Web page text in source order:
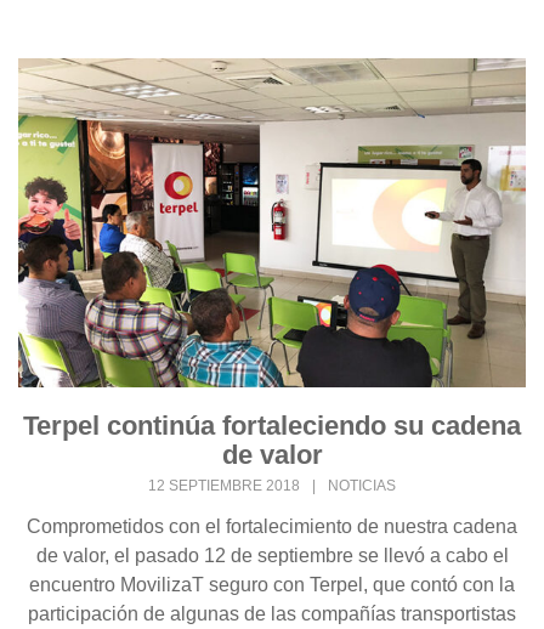
Terpel continúa fortaleciendo su cadena
de valor
12 SEPTIEMBRE 2018 NOTICIAS
Comprometidos con el fortalecimiento de nuestra cadena
de valor, el pasado 12 de septiembre se llevó a cabo el
encuentro MovilizaT seguro con Terpel, que contó con la
participación de algunas de las compañías transportistas